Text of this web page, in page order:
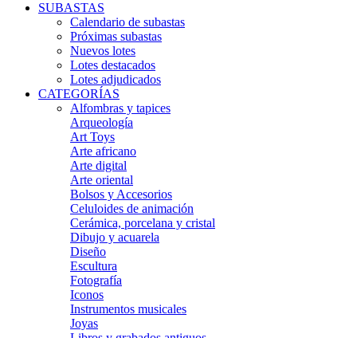
SUBASTAS
Calendario de subastas
Próximas subastas
Nuevos lotes
Lotes destacados
Lotes adjudicados
CATEGORÍAS
Alfombras y tapices
Arqueología
Art Toys
Arte africano
Arte digital
Arte oriental
Bolsos y Accesorios
Celuloides de animación
Cerámica, porcelana y cristal
Dibujo y acuarela
Diseño
Escultura
Fotografía
Iconos
Instrumentos musicales
Joyas